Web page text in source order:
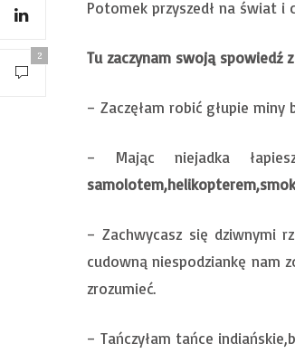
2
Potomek przyszedł na świat i
Tu zaczynam swoją spowiedź
– Zaczęłam robić głupie
– Mając niejadka
– Zachwycasz się dziwnymi
cudowną niespodziankę nam
zrozumieć.
– Tańczyłam tańce